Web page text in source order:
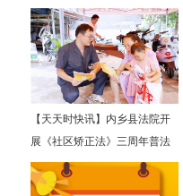
【天天时快讯】内乡县法院开
展《社区矫正法》三周年普法
宣传活动